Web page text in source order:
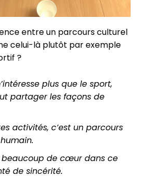
entre un parcours culturel
celui-là plutôt par exemple
?
plus que le sport,
partager les façons de
activités, c’est un parcours
beaucoup de cœur dans ce
de sincérité.